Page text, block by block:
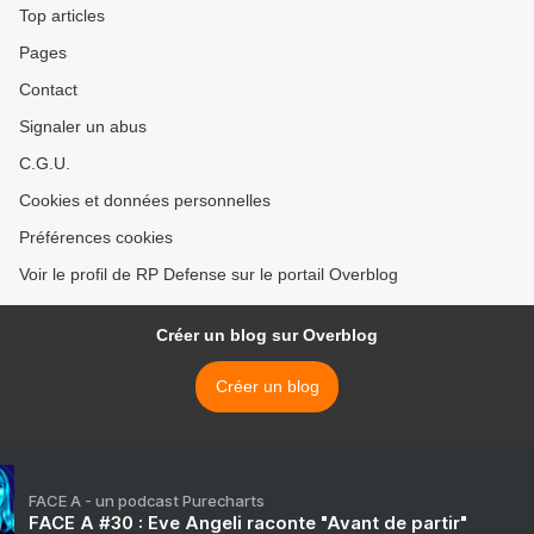
Top articles
Pages
Contact
Signaler un abus
C.G.U.
Cookies et données personnelles
Préférences cookies
Voir le profil de RP Defense sur le portail Overblog
Créer un blog sur Overblog
Créer un blog
FACE A - un podcast Purecharts
FACE A #30 : Eve Angeli raconte "Avant de partir"